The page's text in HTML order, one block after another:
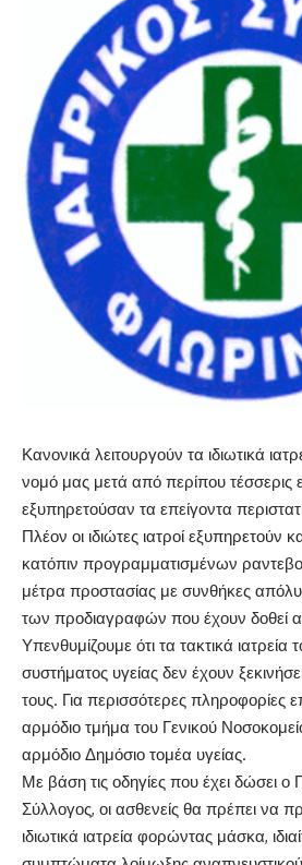
Κανονικά λειτουργούν τα ιδιωτικά
νομό μας μετά από περίπου τέσσερις
εξυπηρετούσαν τα επείγοντα
Πλέον οι ιδιώτες ιατροί εξυπηρετούν
κατόπιν προγραμματισμένων
μέτρα προστασίας με συνθήκες
των προδιαγραφών που έχουν δοθεί
Υπενθυμίζουμε ότι τα τακτικά ιατρεία
συστήματος υγείας δεν έχουν
τους. Για περισσότερες πληροφορίες
αρμόδιο τμήμα του Γενικού
αρμόδιο Δημόσιο τομέα υγείας.
Με βάση τις οδηγίες που έχει δώσει ο
Σύλλογος, οι ασθενείς θα πρέπει να
ιδιωτικά ιατρεία φορώντας μάσκα,